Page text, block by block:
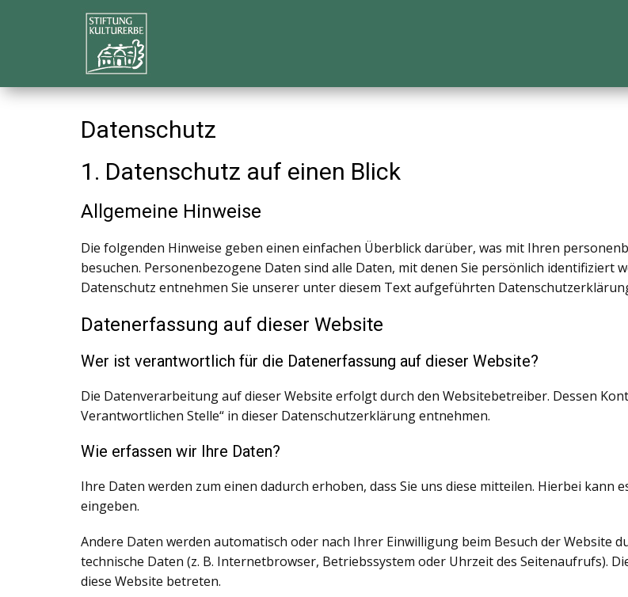
Datenschutz
1. Datenschutz auf einen Blick
Allgemeine Hinweise
Die folgenden Hinweise geben einen einfachen Überblick darüber, was mit Ihren
besuchen. Personenbezogene Daten sind alle Daten, mit denen Sie persönlich
Datenschutz entnehmen Sie unserer unter diesem Text aufgeführten
Datenerfassung auf dieser Website
Wer ist verantwortlich für die Datenerfassung auf dieser Website?
Die Datenverarbeitung auf dieser Website erfolgt durch den Websitebetreiber. Dessen
Verantwortlichen Stelle“ in dieser Datenschutzerklärung entnehmen.
Wie erfassen wir Ihre Daten?
Ihre Daten werden zum einen dadurch erhoben, dass Sie uns diese mitteilen. Hierbei kann
eingeben.
Andere Daten werden automatisch oder nach Ihrer Einwilligung beim Besuch der Website
technische Daten (z. B. Internetbrowser, Betriebssystem oder Uhrzeit des Seitenaufrufs).
diese Website betreten.